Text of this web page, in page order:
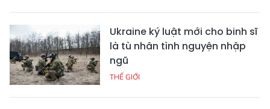
Ukraine ký luật mới cho binh sĩ
là tù nhân tình nguyện nhập
ngũ
THẾ GIỚI